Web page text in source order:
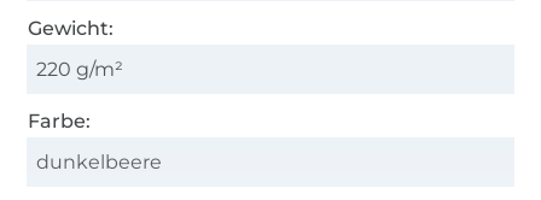
Gewicht:
220 g/m²
Farbe:
dunkelbeere